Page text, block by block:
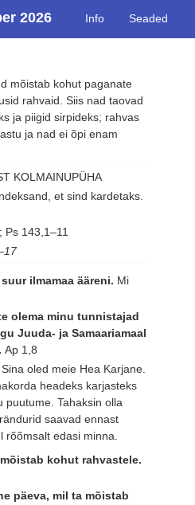
2026 Info Seaded
mõistab kohut paganate
rahvaid. Siis nad taovad
ja piigid sirpideks; rahvas
ja nad ei õpi enam
KOLMAINUPÜHA
et sind kardetaks.
Ps 143,1–11
ilmamaa ääreni. Mi
olema minu tunnistajad
Juuda- ja Samaariamaal
Ap 1,8
oled meie Hea Karjane.
headeks karjasteks
puutume. Tahaksin olla
saavad ennast
edasi minna.
kohut rahvastele.
päeva, mil ta mõistab